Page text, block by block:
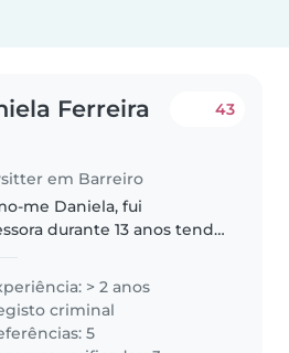
Ferreira
em Barreiro
43
me Daniela, fui
durante 13 anos tendo
Cuidei de sobrinhos em
pré - escolar. Por gostar
de bebés e crianças
> 2 anos
criminal
5